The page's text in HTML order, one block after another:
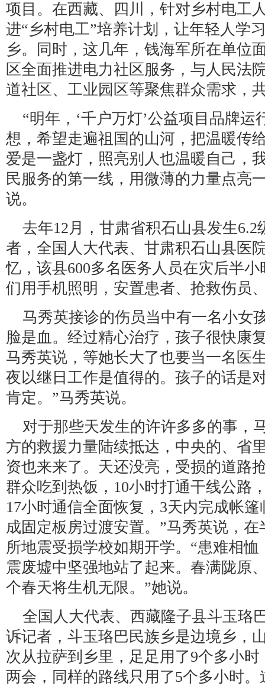
项目。在西藏、四川，针对乡村电工
进“乡村电工”培养计划，让年轻人学
乡。同时，这几年，钱海军所在单位
区全面推进电力社区服务，与人民法
道社区、工业园区等聚焦群众需求，
“明年，‘千户万灯’公益项目品牌
想，希望走遍祖国的山河，把温暖传
爱是一盏灯，照亮别人也温暖自己，
民服务的第一线，用微薄的力量点亮
说。
去年12月，甘肃省积石山县发生
者，全国人大代表、甘肃积石山县医
忆，该县600多名医务人员在灾后半
们用手机照明，安置患者、抢救伤员
马秀英接诊的伤员当中有一名小女
脸是血。经过精心治疗，孩子很快康
马秀英说，等她长大了也要当一名医
夜以继日工作是值得的。孩子的话是
肯定。”马秀英说。
对于那些天发生的许许多多的事，
方的救援力量陆续抵达，中央的、省
资也来来了。天还没亮，受损的道路
群众吃到热饭，10小时打通干线公路
17小时通信全面恢复，3天内完成帐
成固定板房过渡安置。”马秀英说，
所地震受损学校如期开学。“患难相
震废墟中坚强地站了起来。春满陇原
个春天将生机无限。”她说。
全国人大代表、西藏隆子县斗玉珞
诉记者，斗玉珞巴民族乡是边境乡，
次从拉萨到乡里，足足用了9个多小
两会，同样的路线只用了5个多小时